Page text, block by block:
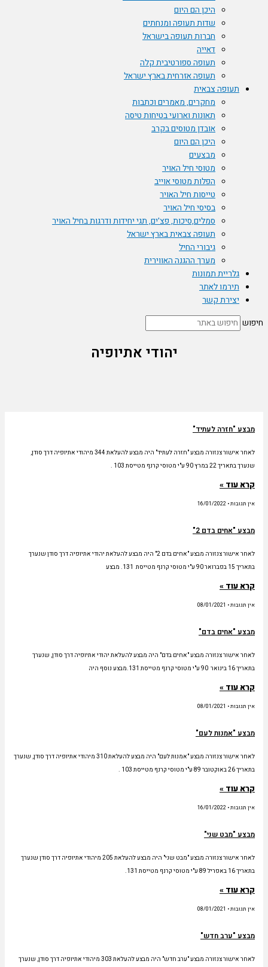
היכן הם היום
שדות תעופה ומנחתים
חברות תעופה בישראל
דאייה
תעופה ספורטיבית קלה
תעופה אזרחית בארץ ישראל
תעופה צבאית
מחקרים, מאמרים וכתבות
תאונות וארועי בטיחות טיסה
אובדן מטוסים בקרב
היכן הם היום
מבצעים
מטוסי חיל האויר
הפלות מטוסי אוייב
טייסות חיל האויר
בסיסי חיל האויר
סמלים,סיכות, פצ'ים, תגי יחידות ודרגות בחיל האויר
תעופה צבאית בארץ ישראל
גיבורי החיל
מערך ההגנה האווירית
גלריית תמונות
תירמו לאתר
יצירת קשר
חיפוש
יהודי אתיופיה
מבצע "חזרה לעתיד"
לאחר אישור צנזורה מבצע "חזרה לעתיד" היה מבצע להעלאת 344 מיהודי אתיופיה דרך סודן,
שנערך בתאריך 22 במרץ 90 ע"י מטוסי קרנף מטייסת 103 .
קרא עוד »
אין תגובות
מבצע "אחים בדם 2"
לאחר אישור צנזורה מבצע "אחים בדם 2" היה מבצע להעלאת יהודי אתיופיה דרך סודן שנערך
בתאריך 15 בפברואר 90 ע"י מטוסי קרנף מטייסת 131. מבצע
קרא עוד »
אין תגובות
מבצע "אחים בדם"
לאחר אישור צנזורה מבצע "אחים בדם" היה מבצע להעלאת יהודי אתיופיה דרך סודן, שנערך
בתאריך 16 בינואר 90 ע"י מטוסי קרנף מטייסת 131.מבצע נוסף היה
קרא עוד »
אין תגובות
מבצע "אמנות לעם"
לאחר אישור צנזורה מבצע "אמנות לעם" היה מבצע להעלאת 310 מיהודי אתיופיה דרך סודן, שנערך
בתאריך 26 באוקטובר 89 ע"י מטוסי קרנף מטייסת 103 .
קרא עוד »
אין תגובות
מבצע "מבט שני"
לאחר אישור צנזורה מבצע "מבט שני" היה מבצע להעלאת 205 מיהודי אתיופיה דרך סודן שנערך
בתאריך 16 באפריל 89 ע"י מטוסי קרנף מטייסת 131.
קרא עוד »
אין תגובות
מבצע "ערב חדש"
לאחר אישור צנזורה מבצע "ערב חדש" היה מבצע להעלאת 303 מיהודי אתיופיה דרך סודן, שנערך